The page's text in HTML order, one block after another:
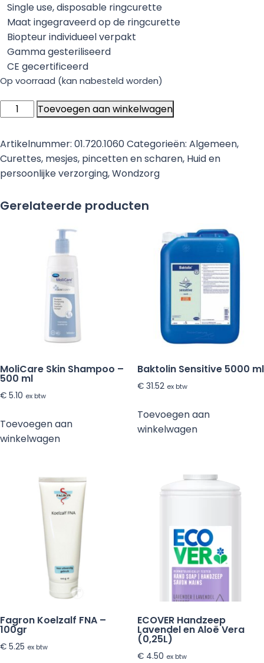
Single use, disposable ringcurette
Maat ingegraveerd op de ringcurette
Biopteur individueel verpakt
Gamma gesteriliseerd
CE gecertificeerd
Op voorraad (kan nabesteld worden)
ring
steriel
per
st
disposable
Toevoegen aan winkelwagen
Artikelnummer: 01.720.1060Categorieën: Algemeen,
Curettes, mesjes, pincetten en scharen, Huid en
persoonlijke verzorging,Wondzorg
Gerelateerde producten
MoliCare Skin Shampoo –
500 ml
€ 5.10 ex btw
Toevoegen aan
winkelwagen
Baktolin Sensitive 5000 ml
€31.52 ex btw
Toevoegen aan
winkelwagen
Fagron Koelzalf FNA –
100gr
€ 5.25 ex btw
ECOVER Handzeep
Lavendel en Aloë Vera
(0,25L)
€4.50 ex btw